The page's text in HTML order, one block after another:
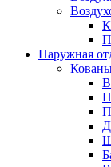
Наружная